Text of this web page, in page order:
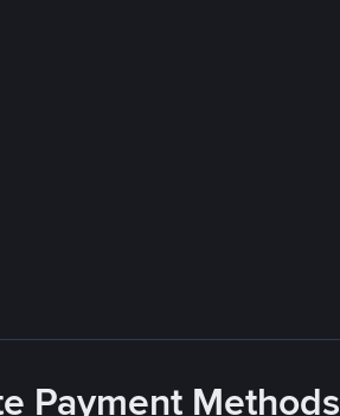
Payment Methods